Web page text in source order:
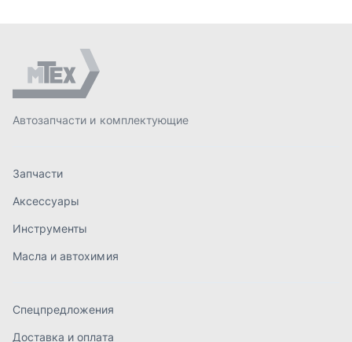
Масла и автохимия
Спецпредложения
Доставка и оплата
Контакты
order@mteh74.ru
+7 (904) 945-52-55